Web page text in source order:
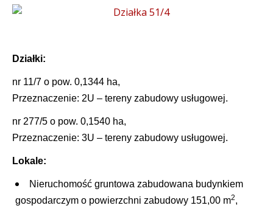
Działki:
nr 11/7 o pow. 0,1344 ha,
Przeznaczenie: 2U – tereny zabudowy usługowej.
nr 277/5 o pow. 0,1540 ha,
Przeznaczenie: 3U – tereny zabudowy usługowej.
Lokale:
Nieruchomość gruntowa zabudowana budynkiem
gospodarczym o powierzchni zabudowy 151,00 m2,